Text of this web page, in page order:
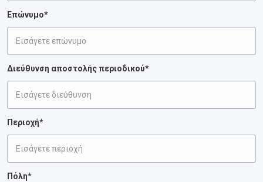
Επώνυμο*
Διεύθυνση αποστολής περιοδικού*
Περιοχή*
Πόλη*